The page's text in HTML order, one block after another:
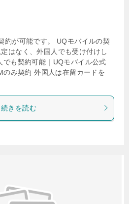
約が可能です。 UQモバイルの契
はなく、外国人でも受け付けし
でも契約可能｜UQモバイル公式
のみ契約 外国人は在留カードを
続きを読む